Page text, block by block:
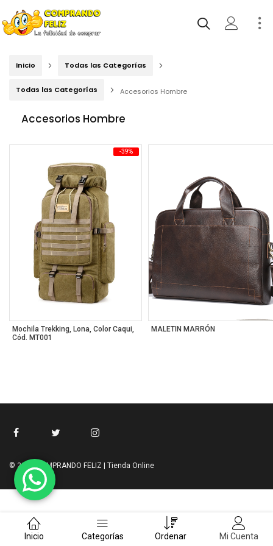
Inicio Categorías Ordenar Mi Cuenta
Inicio Todas las Categorías
Todas las Categorías Accesorios Hombre
Accesorios Hombre
-39%
Mochila Trekking, Lona, Color Caqui,
Cód. MT001
MALETIN MARRÓN
© 2023 COMPRANDO FELIZ | Tienda Online